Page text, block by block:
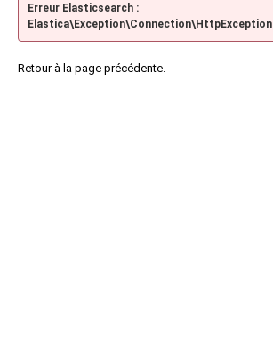
Erreur Elasticsearch :
Elastica\Exception\Connection\HttpException
Retour à la page précédente.